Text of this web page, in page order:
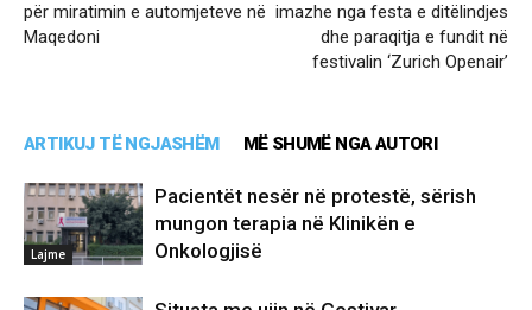
për miratimin e automjeteve në
Maqedoni
imazhe nga festa e ditëlindjes
dhe paraqitja e fundit në
festivalin ‘Zurich Openair’
ARTIKUJ TË NGJASHËM MË SHUMË NGA AUTORI
Lajme
Pacientët nesër në protestë, sërish
mungon terapia në Klinikën e
Onkologjisë